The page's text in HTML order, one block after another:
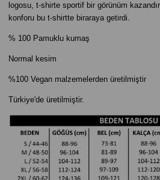
logosu, t-shirte sportif bir görünüm
konforu bu t-shirtte biraraya getirdi.
% 100 Pamuklu kumaş
Normal kesim
%100 Vegan malzemelerden üretilmiştir
Türkiye'de üretilmiştir.